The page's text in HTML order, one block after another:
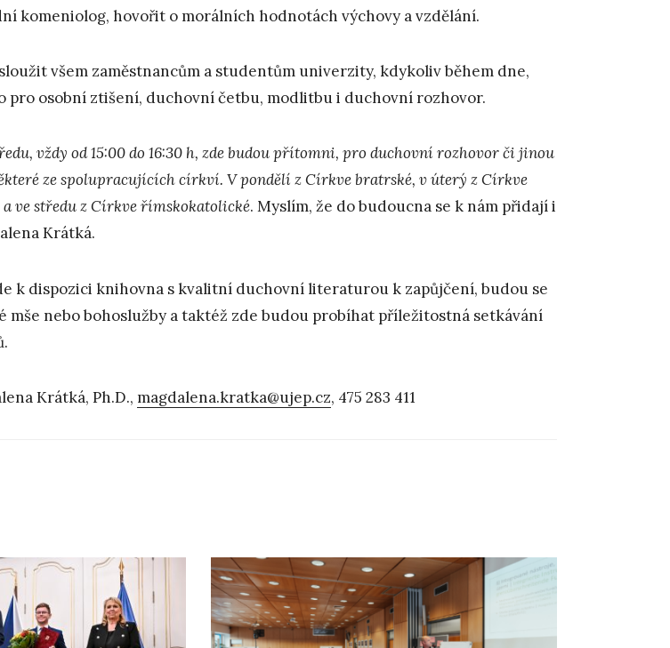
komeniolog, hovořit o morálních hodnotách výchovy a vzdělání.
všem zaměstnancům a studentům univerzity, kdykoliv během dne,
pro osobní ztišení, duchovní četbu, modlitbu i duchovní rozhovor.
vždy od 15:00 do 16:30 h, zde budou přítomni, pro duchovní rozhovor či jinou
ze spolupracujících církví. V pondělí z Církve bratrské, v úterý z Církve
a ve středu z Církve římskokatolické. Myslím, že do budoucna se k nám přidají i
Krátká.
k dispozici knihovna s kvalitní duchovní literaturou k zapůjčení, budou se
mše nebo bohoslužby a taktéž zde budou probíhat příležitostná setkávání
Krátká, Ph.D., magdalena.kratka@ujep.cz, 475 283 411